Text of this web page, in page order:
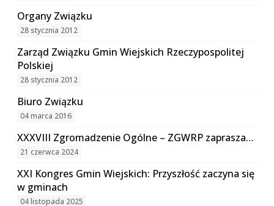
Organy Związku
28 stycznia 2012
Zarząd Związku Gmin Wiejskich Rzeczypospolitej
Polskiej
28 stycznia 2012
Biuro Związku
04 marca 2016
XXXVIII Zgromadzenie Ogólne – ZGWRP zaprasza…
21 czerwca 2024
XXI Kongres Gmin Wiejskich: Przyszłość zaczyna się
w gminach
04 listopada 2025